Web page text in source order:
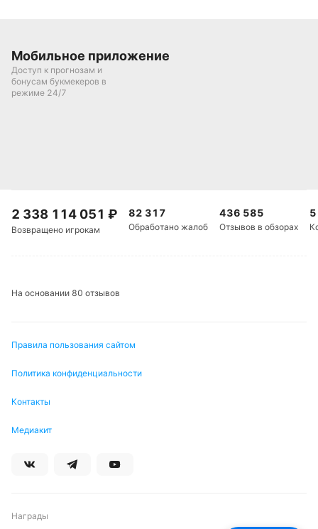
Мобильное приложение
Доступ к прогнозам и
бонусам букмекеров в
режиме 24/7
2 338 114 051 ₽
Возвращено игрокам
82 317
Обработано жалоб
436 585
Отзывов в обзорах
На основании 80 отзывов
Правила пользования сайтом
Политика конфиденциальности
Контакты
Медиакит
Награды